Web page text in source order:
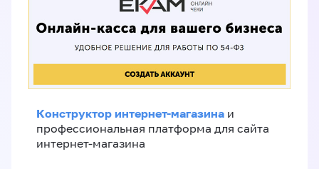
Конструктор интернет-магазина и
профессиональная платформа для сайта
интернет-магазина